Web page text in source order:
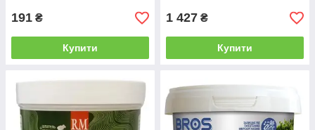
191 ₴
Купити
1 427 ₴
Купити